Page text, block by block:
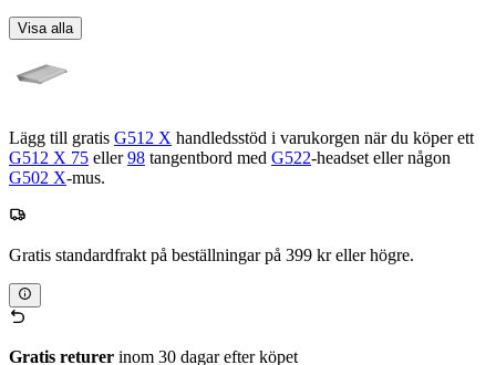
Visa alla
Lägg till gratis G512 X handledsstöd i varukorgen när du köper ett
G512 X 75 eller98 tangentbord med G522-headset eller någon
G502 X-mus.
Gratis standardfrakt på beställningar på 399 kr eller högre.
Gratis returer inom 30 dagar efter köpet